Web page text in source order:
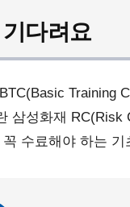
다려요
Training
삼성화재
수료해야 하는